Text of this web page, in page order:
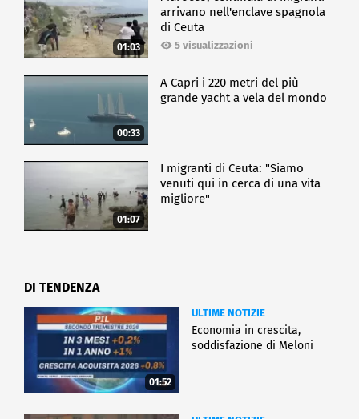
01:03
arrivano nell'enclave spagnola
di Ceuta
5 visualizzazioni
00:33
A Capri i 220 metri del più
grande yacht a vela del mondo
01:07
I migranti di Ceuta: "Siamo
venuti qui in cerca di una vita
migliore"
DI TENDENZA
01:52
ULTIME NOTIZIE
Economia in crescita,
soddisfazione di Meloni